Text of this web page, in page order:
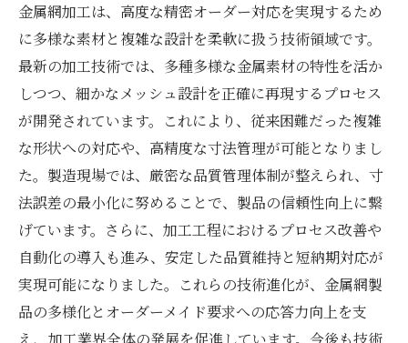
金属網加工は、高度な精密オーダー対応を実現するため
に多様な素材と複雑な設計を柔軟に扱う技術領域です。
最新の加工技術では、多種多様な金属素材の特性を活か
しつつ、細かなメッシュ設計を正確に再現するプロセス
が開発されています。これにより、従来困難だった複雑
な形状への対応や、高精度な寸法管理が可能となりまし
た。製造現場では、厳密な品質管理体制が整えられ、寸
法誤差の最小化に努めることで、製品の信頼性向上に繋
げています。さらに、加工工程におけるプロセス改善や
自動化の導入も進み、安定した品質維持と短納期対応が
実現可能になりました。これらの技術進化が、金属網製
品の多様化とオーダーメイド要求への応答力向上を支